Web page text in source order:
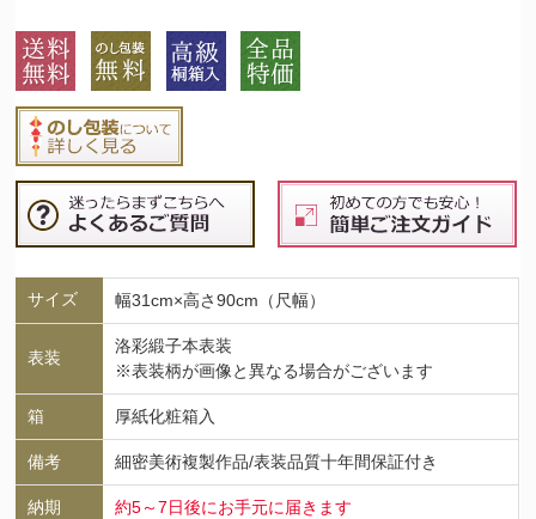
サイズ 幅31cm×高さ90cm（尺幅）
表装
洛彩緞子本表装
※表装柄が画像と異なる場合がございます
箱 厚紙化粧箱入
備考 細密美術複製作品/表装品質十年間保証付き
納期 約5～7日後にお手元に届きます